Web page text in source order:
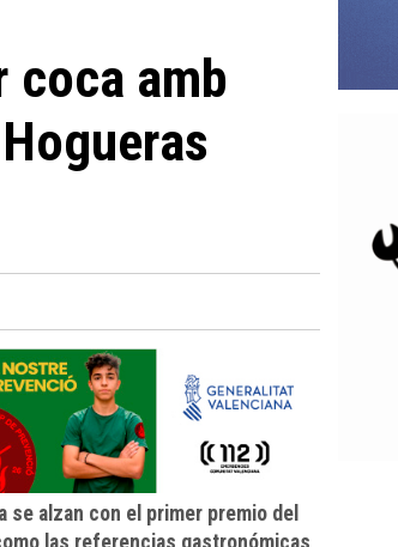
coca amb
se alzan con el primer premio del
las referencias gastronómicas